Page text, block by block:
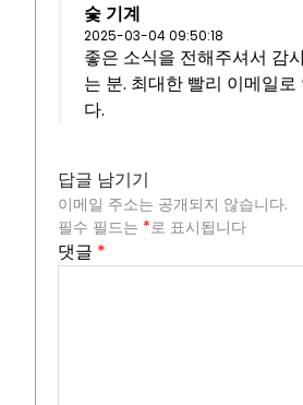
숯 기계
2025-03-04 09:50:18
좋은 소식을 전해주셔서 감
는 분. 최대한 빨리 이메일
다.
답글 남기기
이메일 주소는 공개되지 않습니다.
필수 필드는 *로 표시됩니다
댓글 *